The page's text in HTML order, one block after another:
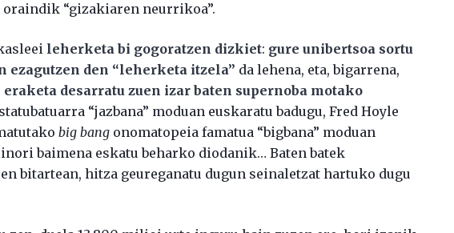
“gizakiaren neurrikoa”.
leherketa bi gogoratzen dizkiet: gure unibertsoa sortu
ezagutzen den “leherketa itzela” da lehena, eta, bigarrena,
desarratu zuen izar baten supernoba motako
“jazbana” moduan euskaratu badugu, Fred Hoyle
big bang onomatopeia famatua “bigbana” moduan
baimena eskatu beharko diodanik… Baten batek
bitartean, hitza geureganatu dugun seinaletzat hartuko dugu